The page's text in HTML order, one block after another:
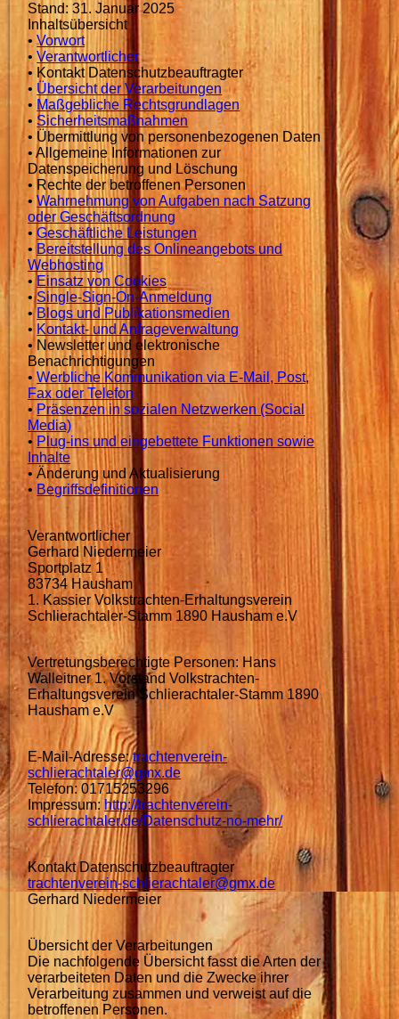
Stand: 31. Januar 2025
Inhaltsübersicht
•Vorwort
•Verantwortlicher
• Kontakt Datenschutzbeauftragter
• Übersicht der Verarbeitungen
• Maßgebliche Rechtsgrundlagen
•Sicherheitsmaßnahmen
• Übermittlung von personenbezogenen Daten
• Allgemeine Informationen zur
Datenspeicherung und Löschung
• Rechte der betroffenen Personen
•Wahrnehmung von Aufgaben nach Satzung
oder Geschäftsordnung
•Geschäftliche Leistungen
• Bereitstellung des Onlineangebots und
Webhosting
•Einsatz von Cookies
•Single-Sign-On-Anmeldung
•Blogs und Publikationsmedien
• Kontakt- und Anfrageverwaltung
• Newsletter und elektronische
Benachrichtigungen
•Werbliche Kommunikation via E-Mail, Post,
Fax oder Telefon
• Präsenzen in sozialen Netzwerken (Social
Media)
• Plug-ins und eingebettete Funktionen sowie
Inhalte
• Änderung und Aktualisierung
• Begriffsdefinitionen
Verantwortlicher
Gerhard Niedermeier
Sportplatz 1
83734 Hausham
1. Kassier Volkstrachten-Erhaltungsverein
Schlierachtaler-Stamm 1890 Hausham e.V
Vertretungsberechtigte Personen: Hans
Walleitner 1. Vorstand Volkstrachten-
Erhaltungsverein Schlierachtaler-Stamm 1890
Hausham e.V
E-Mail-Adresse:trachtenverein-
schlierachtaler@gmx.de
Telefon: 01715253296
Impressum:http://trachtenverein-
schlierachtaler.de/Datenschutz-no-mehr/
Kontakt Datenschutzbeauftragter
trachtenverein-schlierachtaler@gmx.de
Gerhard Niedermeier
Übersicht der Verarbeitungen
Die nachfolgende Übersicht fasst die Arten der
verarbeiteten Daten und die Zwecke ihrer
Verarbeitung zusammen und verweist auf die
betroffenen Personen.